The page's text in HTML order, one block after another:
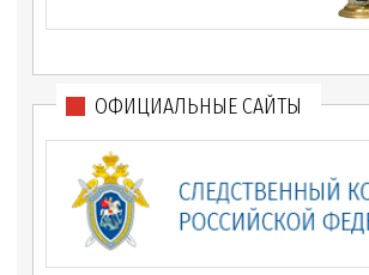
ОФИЦИАЛЬНЫЕ САЙТЫ